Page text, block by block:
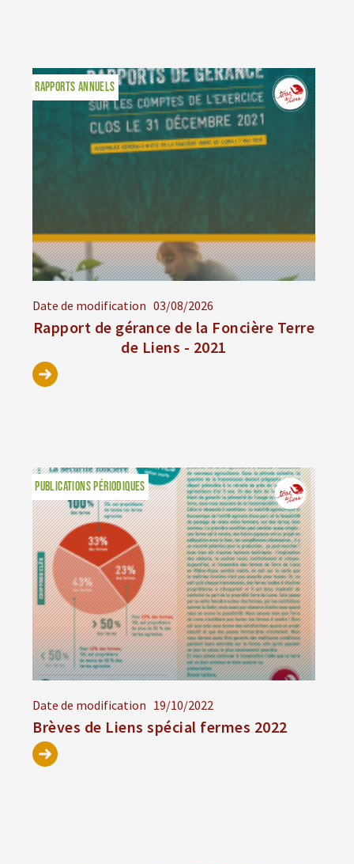
Date de modification 03/08/2026
Rapport de gérance de la Foncière Terre
de Liens - 2021
RAPPORTS ANNUELS
Date de modification 19/10/2022
Brèves de Liens spécial fermes 2022
PUBLICATIONS PÉRIODIQUES